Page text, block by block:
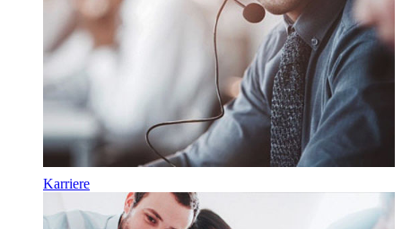
Karriere